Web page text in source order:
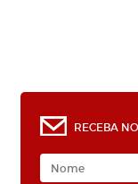
RECEBA